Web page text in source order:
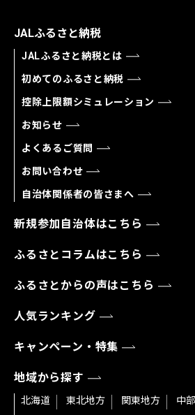
JALふるさと納税
JALふるさと納税とは
初めてのふるさと納税
控除上限額シミュレーション
お知らせ
よくあるご質問
お問い合わせ
自治体関係者の皆さまへ
新規参加自治体はこちら
ふるさとコラムはこちら
ふるさとからの声はこちら
人気ランキング
キャンペーン・特集
地域から探す
北海道 東北地方 関東地方
中